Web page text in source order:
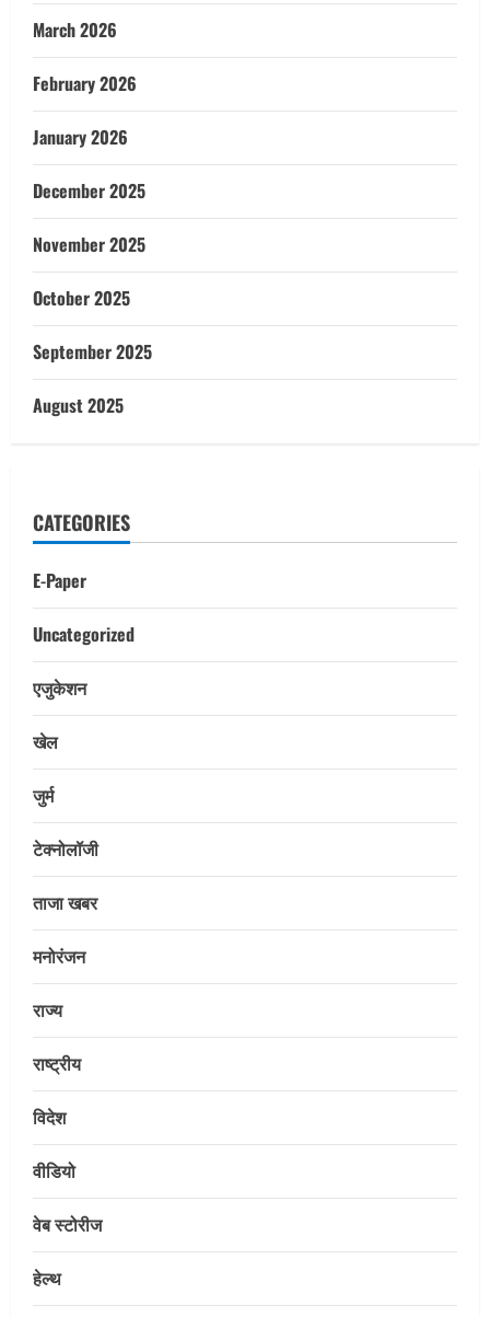
March 2026
February 2026
January 2026
December 2025
November 2025
October 2025
September 2025
August 2025
CATEGORIES
E-Paper
Uncategorized
एजुकेशन
खेल
जुर्म
टेक्नोलॉजी
ताजा खबर
मनोरंजन
राज्य
राष्ट्रीय
विदेश
वीडियो
वेब स्टोरीज
हेल्थ
E-Paper